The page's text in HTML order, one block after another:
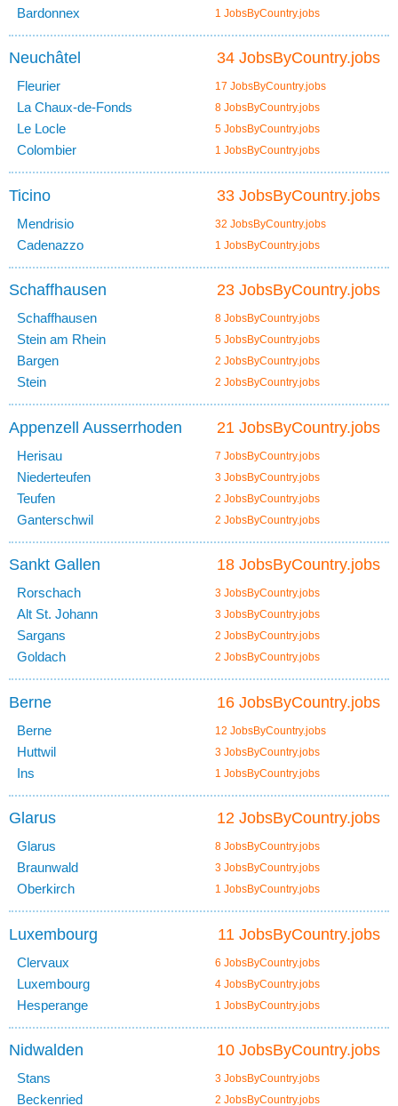
Bardonnex 1 JobsByCountry.jobs
34 JobsByCountry.jobs
Neuchâtel
Fleurier 17 JobsByCountry.jobs
La Chaux-de-Fonds 8 JobsByCountry.jobs
Le Locle 5 JobsByCountry.jobs
Colombier 1 JobsByCountry.jobs
33 JobsByCountry.jobs
Ticino
Mendrisio 32 JobsByCountry.jobs
Cadenazzo 1 JobsByCountry.jobs
23 JobsByCountry.jobs
Schaffhausen
Schaffhausen 8 JobsByCountry.jobs
Stein am Rhein 5 JobsByCountry.jobs
Bargen 2 JobsByCountry.jobs
Stein 2 JobsByCountry.jobs
21 JobsByCountry.jobs
Appenzell Ausserrhoden
Herisau 7 JobsByCountry.jobs
Niederteufen 3 JobsByCountry.jobs
Teufen 2 JobsByCountry.jobs
Ganterschwil 2 JobsByCountry.jobs
18 JobsByCountry.jobs
Sankt Gallen
Rorschach 3 JobsByCountry.jobs
Alt St. Johann 3 JobsByCountry.jobs
Sargans 2 JobsByCountry.jobs
Goldach 2 JobsByCountry.jobs
16 JobsByCountry.jobs
Berne
Berne 12 JobsByCountry.jobs
Huttwil 3 JobsByCountry.jobs
Ins 1 JobsByCountry.jobs
12 JobsByCountry.jobs
Glarus
Glarus 8 JobsByCountry.jobs
Braunwald 3 JobsByCountry.jobs
Oberkirch 1 JobsByCountry.jobs
11 JobsByCountry.jobs
Luxembourg
Clervaux 6 JobsByCountry.jobs
Luxembourg 4 JobsByCountry.jobs
Hesperange 1 JobsByCountry.jobs
10 JobsByCountry.jobs
Nidwalden
Stans 3 JobsByCountry.jobs
Beckenried 2 JobsByCountry.jobs